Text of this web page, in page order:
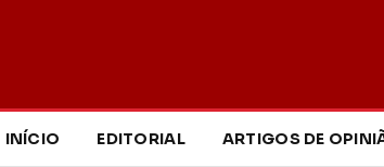
INÍCIO EDITORIAL ARTIGOS DE